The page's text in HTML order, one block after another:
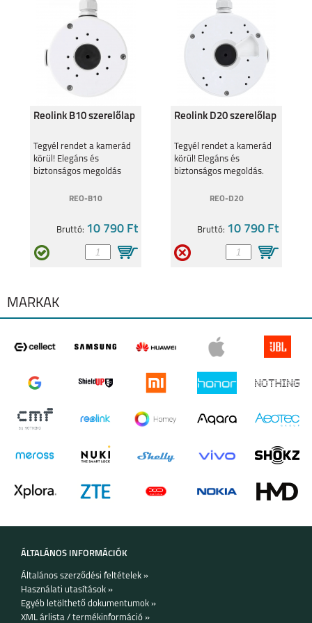
SAMSUNG GALAXY
SAMSUNG GALAXY
A37
SAMSUNG GALAXY
SAMSUNG GALAXY
SAMSUNG GALAXY
SAMSUNG GALAXY
Reolink B10 szerelőlap
Tegyél rendet a kamerád
körül! Elegáns és
biztonságos megoldás
REO-B10
Bruttó: 10 790 Ft
Reolink D20 szerelőlap
Tegyél rendet a kamerád
körül! Elegáns és
biztonságos megoldás.
REO-D20
Bruttó: 10 790 Ft
MÁRKÁK
ÁLTALÁNOS INFORMÁCIÓK
Általános szerződési feltételek »
Használati utasítások »
Egyéb letölthető dokumentumok »
XML árlista / termékinformáció »